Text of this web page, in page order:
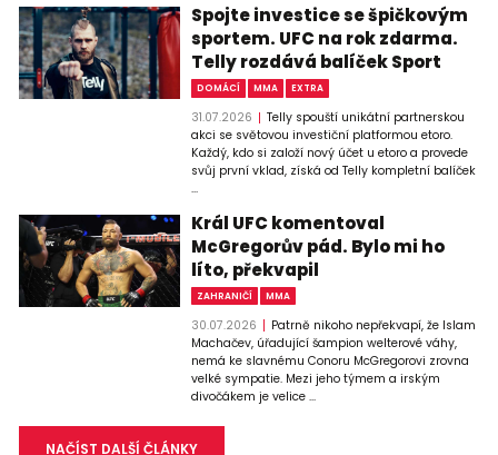
Spojte investice se špičkovým
sportem. UFC na rok zdarma.
Telly rozdává balíček Sport
DOMÁCÍ MMA EXTRA
31.07.2026
Telly spouští unikátní partnerskou
akci se světovou investiční platformou etoro.
Každý, kdo si založí nový účet u etoro a provede
svůj první vklad, získá od Telly kompletní balíček
...
Král UFC komentoval
McGregorův pád. Bylo mi ho
líto, překvapil
ZAHRANIČÍ MMA
30.07.2026
Patrně nikoho nepřekvapí, že Islam
Machačev, úřadující šampion welterové váhy,
nemá ke slavnému Conoru McGregorovi zrovna
velké sympatie. Mezi jeho týmem a irským
divočákem je velice ...
NAČÍST DALŠÍ ČLÁNKY